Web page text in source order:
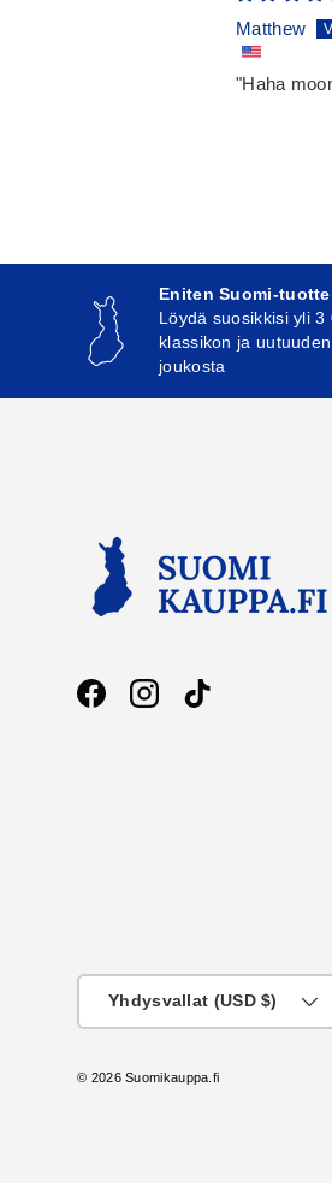
Matthew
"Haha
Eniten Suomi-
Löydä suosikkisi yli 3
klassikon ja uutuuden
joukosta
FacebookInstagramTikTok
Yhdysvallat (USD $)
© 2026Suomikauppa.fi